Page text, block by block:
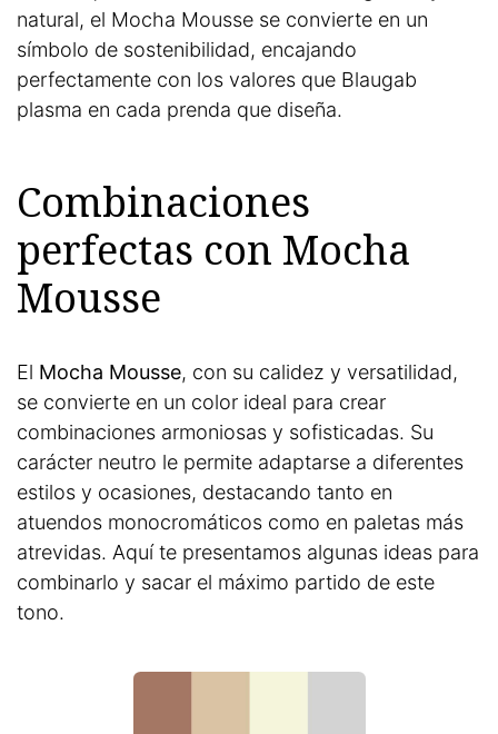
natural, el Mocha Mousse se convierte en un
símbolo de sostenibilidad, encajando
perfectamente con los valores que Blaugab
plasma en cada prenda que diseña.
Combinaciones
perfectas con Mocha
Mousse
El Mocha Mousse, con su calidez y versatilidad,
se convierte en un color ideal para crear
combinaciones armoniosas y sofisticadas. Su
carácter neutro le permite adaptarse a diferentes
estilos y ocasiones, destacando tanto en
atuendos monocromáticos como en paletas más
atrevidas. Aquí te presentamos algunas ideas para
combinarlo y sacar el máximo partido de este
tono.